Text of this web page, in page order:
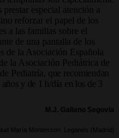
especial atención a
reforzar el papel de los
a las familias sobre el
de una pantalla de los
de la Asociación Española
la Asociación Pediátrica de
Pediatría, que recomiendan
y de 1 h/día en los de 3
M.J. Galiano Segovia
María Montessori. Leganés (Madrid)